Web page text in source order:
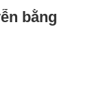
bằng